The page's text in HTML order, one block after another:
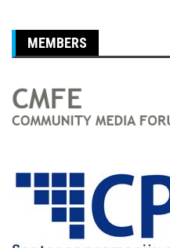
MEMBERS